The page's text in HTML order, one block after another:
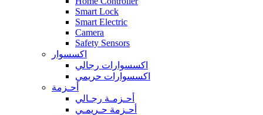
Smart Lock
Smart Electric
Camera
Safety Sensors
اكسسوار
اكسسوارات رجالي
اكسسوارات حريمي
أحـزمة
أحـزمـة رجـالي
أحـزمة حـريمـي